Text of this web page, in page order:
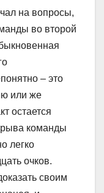
на вопросы,
во второй
– это
или же
остается
команды
легко
очков.
своим